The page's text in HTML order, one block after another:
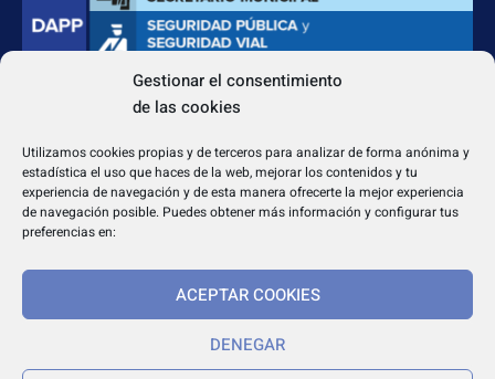
Gestionar el consentimiento
de las cookies
Utilizamos cookies propias y de terceros para analizar de forma anónima y
estadística el uso que haces de la web, mejorar los contenidos y tu
experiencia de navegación y de esta manera ofrecerte la mejor experiencia
de navegación posible. Puedes obtener más información y configurar tus
preferencias en:
ACEPTAR COOKIES
DENEGAR
dapp@dappeditorial.es
TEXTOS LEGALES
Política de cookies